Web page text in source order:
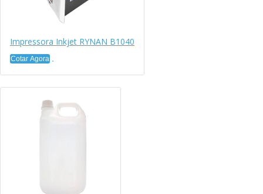
Impressora Inkjet RYNAN B1040
Cotar Agora